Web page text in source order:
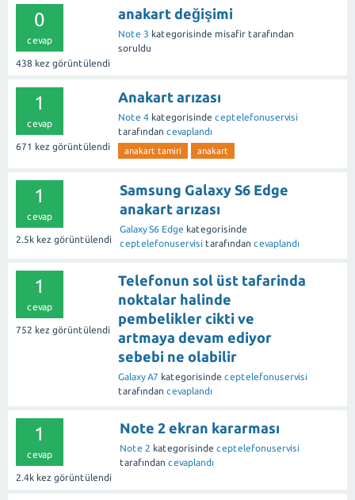
0
cevap
438 kez görüntülendi
anakart değişimi
Note 3 kategorisinde misafir tarafından
soruldu
1
cevap
671 kez görüntülendi
Anakart arızası
Note 4 kategorisinde ceptelefonuservisi
tarafından cevaplandı
anakart tamiri anakart
1
cevap
2.5k kez görüntülendi
Samsung Galaxy S6 Edge
anakart arızası
Galaxy S6 Edge kategorisinde
ceptelefonuservisi tarafından cevaplandı
1
cevap
752 kez görüntülendi
Telefonun sol üst tafarinda
noktalar halinde
pembelikler cikti ve
artmaya devam ediyor
sebebi ne olabilir
Galaxy A7 kategorisinde ceptelefonuservisi
tarafından cevaplandı
1
cevap
2.4k kez görüntülendi
Note 2 ekran kararması
Note 2 kategorisinde ceptelefonuservisi
tarafından cevaplandı